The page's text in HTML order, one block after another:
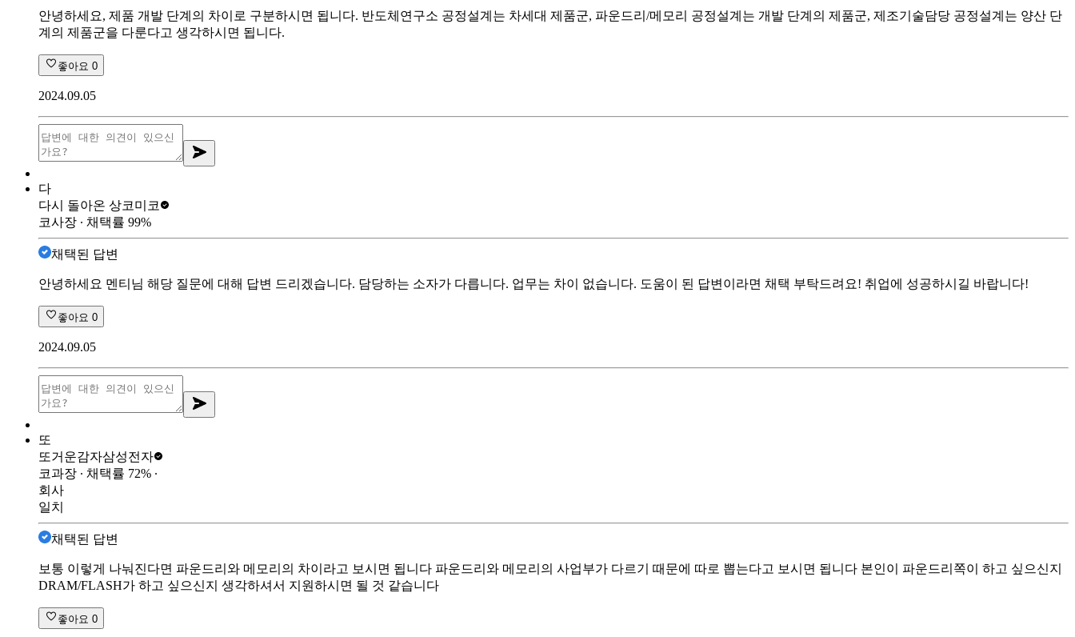
안녕하세요, 제품 개발 단계의 차이로 구분하시면 됩니다. 반도체연구소 공정설계는 차세대 제품군, 파운드리/메모리 공정설계는 개발 단계의 제품군, 제조기술담당 공정설계는 양산 단
계의 제품군을 다룬다고 생각하시면 됩니다.
좋아요 0
2024.09.05
다
다시 돌아온 상코미코
코사장 ∙ 채택률 99%
채택된 답변
안녕하세요 멘티님 해당 질문에 대해 답변 드리겠습니다. 담당하는 소자가 다릅니다. 업무는 차이 없습니다. 도움이 된 답변이라면 채택 부탁드려요! 취업에 성공하시길 바랍니다!
좋아요 0
2024.09.05
또
또거운감자삼성전자
코과장 ∙ 채택률 72% ∙
회사
일치
채택된 답변
보통 이렇게 나눠진다면 파운드리와 메모리의 차이라고 보시면 됩니다 파운드리와 메모리의 사업부가 다르기 때문에 따로 뽑는다고 보시면 됩니다 본인이 파운드리쪽이 하고 싶으신지
DRAM/FLASH가 하고 싶으신지 생각하셔서 지원하시면 될 것 같습니다
좋아요 0